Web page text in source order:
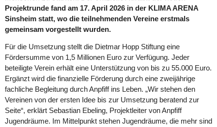
Projektrunde fand am 17. April 2026 in der KLIMA ARENA
Sinsheim statt, wo die teilnehmenden Vereine erstmals
gemeinsam vorgestellt wurden.
Für die Umsetzung stellt die Dietmar Hopp Stiftung eine
Fördersumme von 1,5 Millionen Euro zur Verfügung. Jeder
beteiligte Verein erhält eine Unterstützung von bis zu 55.000 Euro.
Ergänzt wird die finanzielle Förderung durch eine zweijährige
fachliche Begleitung durch Anpfiff ins Leben. „Wir stehen den
Vereinen von der ersten Idee bis zur Umsetzung beratend zur
Seite“, erklärt Sebastian Ebeling, Projektleiter von Anpfiff
Jugendräume. Im Mittelpunkt stehen Jugendräume, die mehr sind